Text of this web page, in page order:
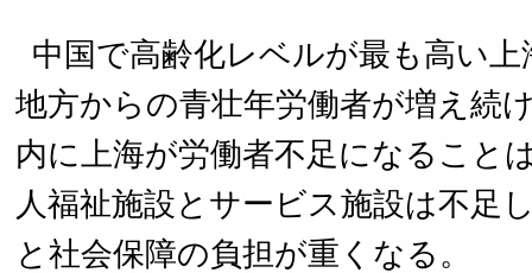
中国で高齢化レベルが最も高い
地方からの青壮年労働者が増え続
内に上海が労働者不足になること
人福祉施設とサービス施設は不足
と社会保障の負担が重くなる。